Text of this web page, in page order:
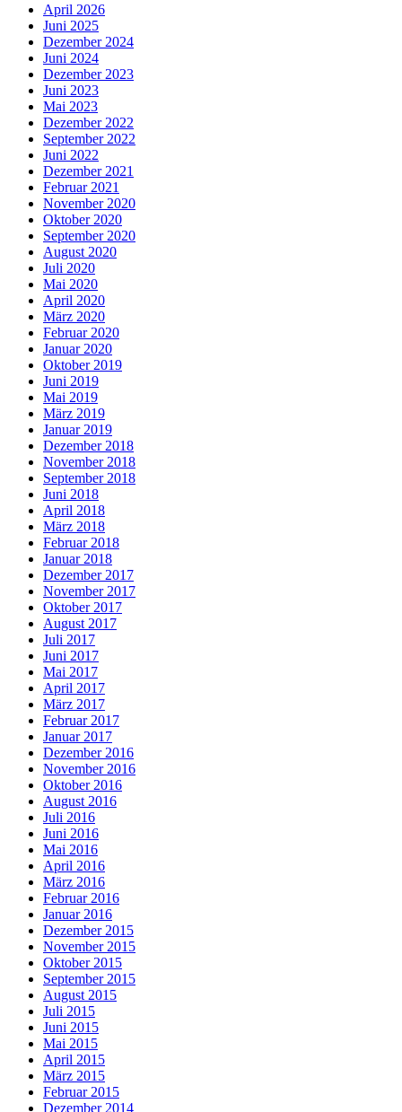
April 2026
Juni 2025
Dezember 2024
Juni 2024
Dezember 2023
Juni 2023
Mai 2023
Dezember 2022
September 2022
Juni 2022
Dezember 2021
Februar 2021
November 2020
Oktober 2020
September 2020
August 2020
Juli 2020
Mai 2020
April 2020
März 2020
Februar 2020
Januar 2020
Oktober 2019
Juni 2019
Mai 2019
März 2019
Januar 2019
Dezember 2018
November 2018
September 2018
Juni 2018
April 2018
März 2018
Februar 2018
Januar 2018
Dezember 2017
November 2017
Oktober 2017
August 2017
Juli 2017
Juni 2017
Mai 2017
April 2017
März 2017
Februar 2017
Januar 2017
Dezember 2016
November 2016
Oktober 2016
August 2016
Juli 2016
Juni 2016
Mai 2016
April 2016
März 2016
Februar 2016
Januar 2016
Dezember 2015
November 2015
Oktober 2015
September 2015
August 2015
Juli 2015
Juni 2015
Mai 2015
April 2015
März 2015
Februar 2015
Dezember 2014